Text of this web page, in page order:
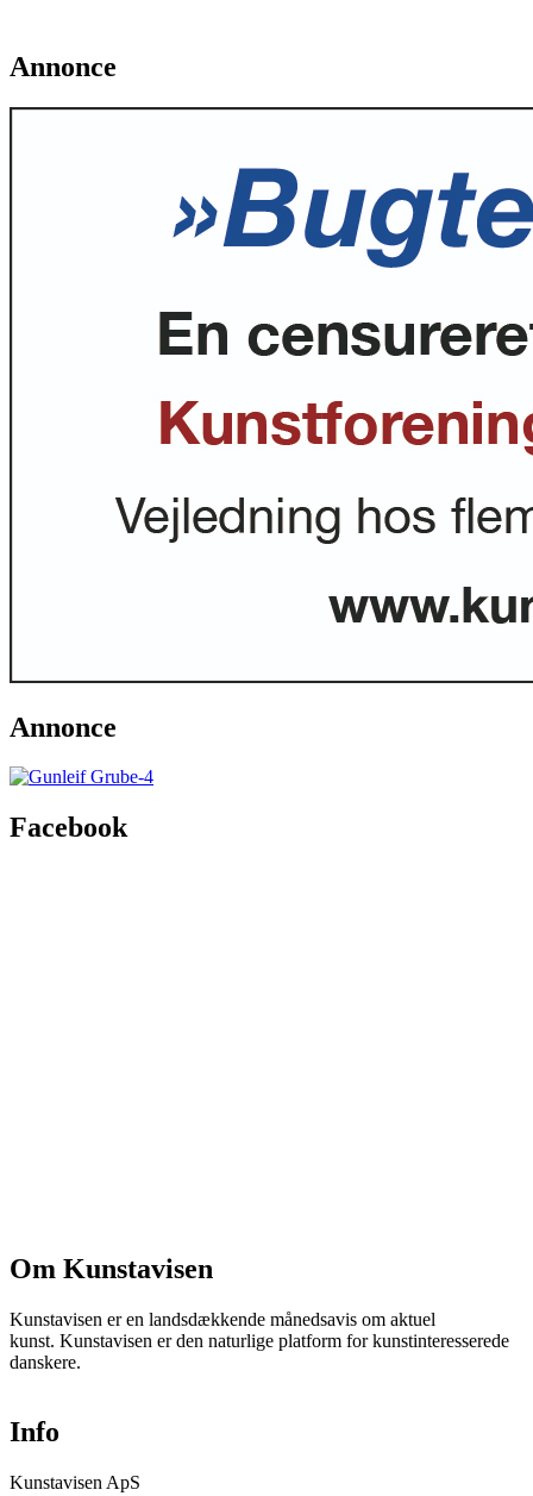
Annonce
Annonce
Facebook
Om Kunstavisen
Kunstavisen er en landsdækkende månedsavis om aktuel
kunst. Kunstavisen er den naturlige platform for kunstinteresserede
danskere.
Info
Kunstavisen ApS